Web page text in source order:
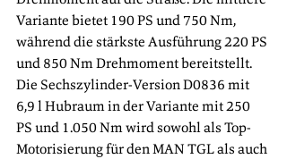
Variante bietet 190 PS und 750 Nm,
während die stärkste Ausführung 220 PS
und 850 Nm Drehmoment bereitstellt.
Die Sechszylinder-Version D0836 mit
6,9 l Hubraum in der Variante mit 250
PS und 1.050 Nm wird sowohl als Top-
Motorisierung für den MAN TGL als auch